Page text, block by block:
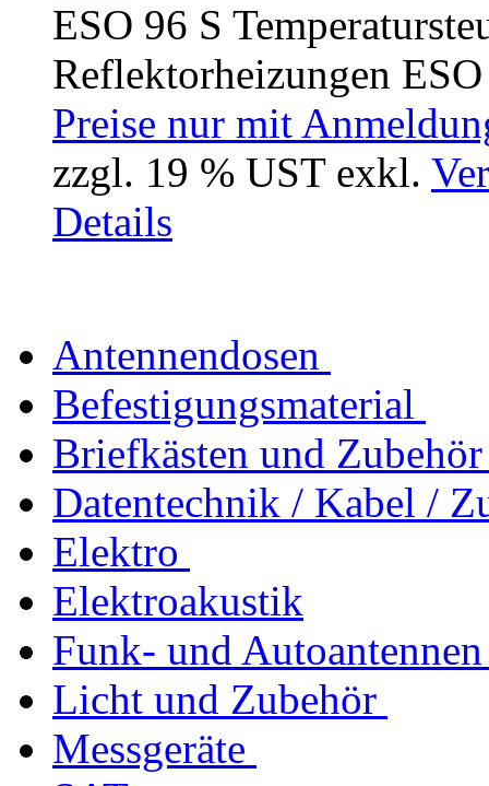
ESO 96 S
Reflektorheizungen
Preise nur mit
zzgl. 19 % UST exkl.
Details
Antennendosen
Befestigungsmaterial
Briefkästen und Zubehör
Datentechnik / Kabel /
Elektro
Elektroakustik
Funk- und Autoantennen
Licht und Zubehör
Messgeräte